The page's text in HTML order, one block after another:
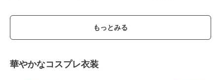
もっとみる
華やかなコスプレ衣装